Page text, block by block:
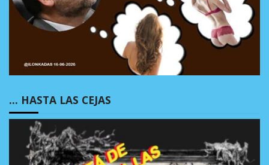
… HASTA LAS CEJAS